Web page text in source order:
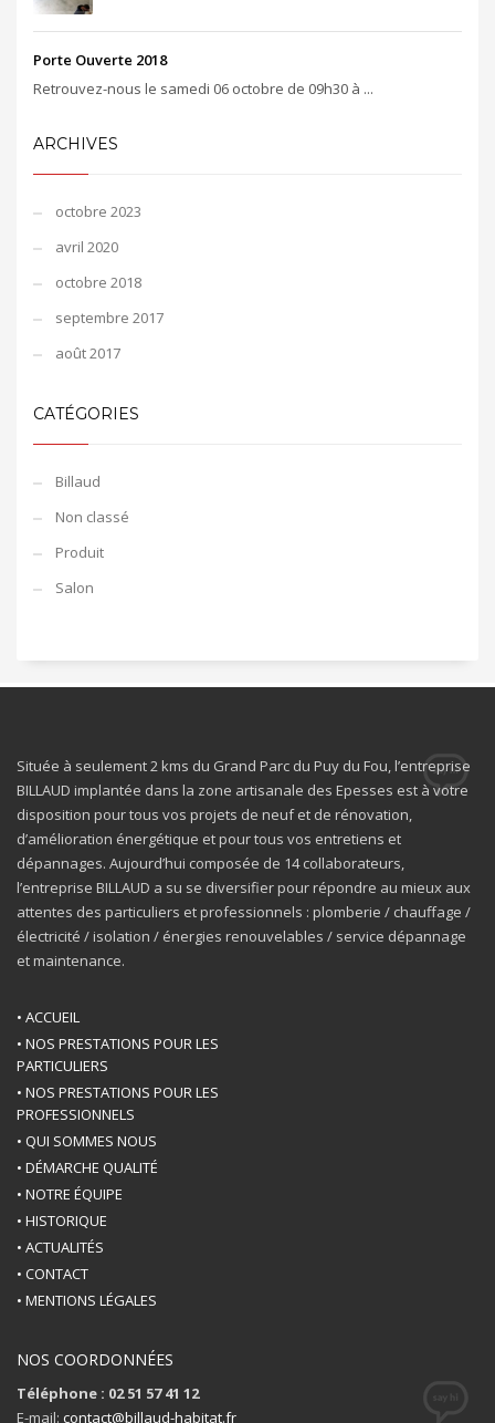
Porte Ouverte 2018
Retrouvez-nous le samedi 06 octobre de 09h30 à ...
ARCHIVES
octobre 2023
avril 2020
octobre 2018
septembre 2017
août 2017
CATÉGORIES
Billaud
Non classé
Produit
Salon
Située à seulement 2 kms du Grand Parc du Puy du Fou, l’entreprise
BILLAUD implantée dans la zone artisanale des Epesses est à votre
disposition pour tous vos projets de neuf et de rénovation,
d’amélioration énergétique et pour tous vos entretiens et
dépannages. Aujourd’hui composée de 14 collaborateurs,
l’entreprise BILLAUD a su se diversifier pour répondre au mieux aux
attentes des particuliers et professionnels : plomberie / chauffage /
électricité / isolation / énergies renouvelables / service dépannage
et maintenance.
• ACCUEIL
• NOS PRESTATIONS POUR LES
PARTICULIERS
• NOS PRESTATIONS POUR LES
PROFESSIONNELS
• QUI SOMMES NOUS
• DÉMARCHE QUALITÉ
• NOTRE ÉQUIPE
• HISTORIQUE
• ACTUALITÉS
• CONTACT
• MENTIONS LÉGALES
NOS COORDONNÉES
Téléphone : 02 51 57 41 12
E-mail: contact@billaud-habitat.fr